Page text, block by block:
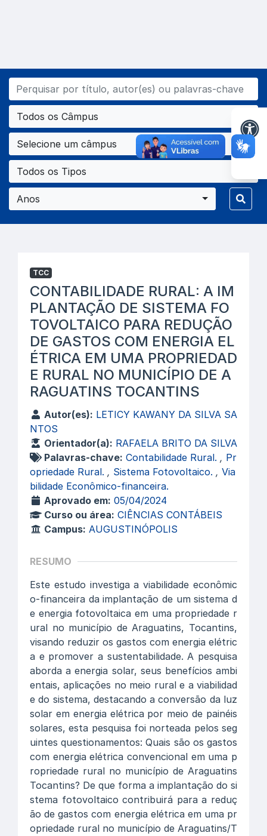
Todos os Câmpus
Selecione um câmpus
Todos os Tipos
Anos
TCC
CONTABILIDADE RURAL: A IM
PLANTAÇÃO DE SISTEMA FO
TOVOLTAICO PARA REDUÇÃO
DE GASTOS COM ENERGIA EL
ÉTRICA EM UMA PROPRIEDAD
E RURAL NO MUNICÍPIO DE A
RAGUATINS TOCANTINS
Autor(es): LETICY KAWANY DA SILVA SA
NTOS
Orientador(a): RAFAELA BRITO DA SILVA
Palavras-chave: Contabilidade Rural. , Pr
opriedade Rural. , Sistema Fotovoltaico. , Via
bilidade Econômico-financeira.
Aprovado em: 05/04/2024
Curso ou área: CIÊNCIAS CONTÁBEIS
Campus: AUGUSTINÓPOLIS
RESUMO
Este estudo investiga a viabilidade econômic
o-financeira da implantação de um sistema d
e energia fotovoltaica em uma propriedade r
ural no município de Araguatins, Tocantins,
visando reduzir os gastos com energia elétric
a e promover a sustentabilidade. A pesquisa
aborda a energia solar, seus benefícios ambi
entais, aplicações no meio rural e a viabilidad
e do sistema, destacando a conversão da luz
solar em energia elétrica por meio de painéis
solares, esta pesquisa foi norteada pelos seg
uintes questionamentos: Quais são os gastos
com energia elétrica convencional em uma p
ropriedade rural no município de Araguatins
Tocantins? De que forma a implantação do si
stema fotovoltaico contribuirá para a reduç
ão de gastos com energia elétrica em uma pr
opriedade rural no município de Araguatins/T